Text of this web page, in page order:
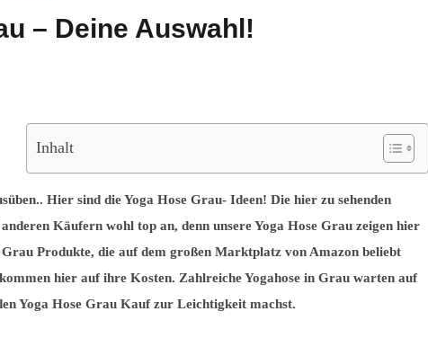
– Deine Auswahl!
Inhalt
Hier sind die Yoga Hose Grau- Ideen! Die hier zu sehenden
Käufern wohl top an, denn unsere Yoga Hose Grau zeigen hier
Produkte, die auf dem großen Marktplatz von Amazon beliebt
hier auf ihre Kosten. Zahlreiche Yogahose in Grau warten auf
Yoga Hose Grau Kauf zur Leichtigkeit machst.